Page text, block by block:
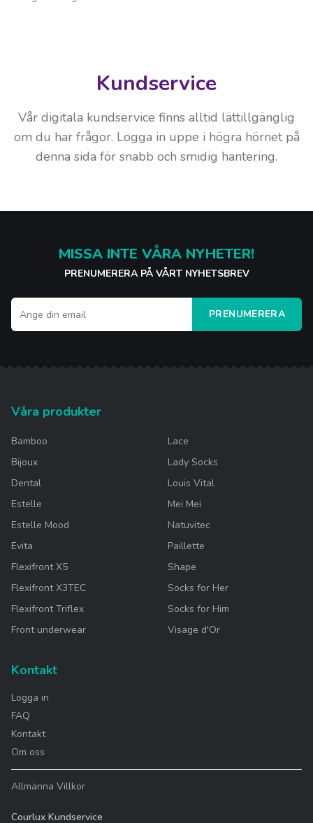
Kundservice
Vår digitala kundservice finns alltid lättillgänglig
om du har frågor. Logga in uppe i högra hörnet på
denna sida för snabb och smidig hantering.
MISSA INTE VÅRA NYHETER!
PRENUMERERA PÅ VÅRT NYHETSBREV
PRENUMERERA
Våra produkter
Bamboo
Bijoux
Dental
Estelle
Estelle Mood
Evita
Flexifront X5
Flexifront X3TEC
Flexifront Triflex
Front underwear
Lace
Lady Socks
Louis Vital
Mei Mei
Natuvitec
Paillette
Shape
Socks for Her
Socks for Him
Visage d'Or
Kontakt
Logga in
FAQ
Kontakt
Om oss
Allmänna Villkor
Courlux Kundservice